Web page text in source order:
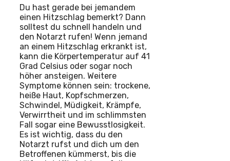
Du hast gerade bei jemandem
einen Hitzschlag bemerkt? Dann
solltest du schnell handeln und
den Notarzt rufen! Wenn jemand
an einem Hitzschlag erkrankt ist,
kann die Körpertemperatur auf 41
Grad Celsius oder sogar noch
höher ansteigen. Weitere
Symptome können sein: trockene,
heiße Haut, Kopfschmerzen,
Schwindel, Müdigkeit, Krämpfe,
Verwirrtheit und im schlimmsten
Fall sogar eine Bewusstlosigkeit.
Es ist wichtig, dass du den
Notarzt rufst und dich um den
Betroffenen kümmerst, bis die